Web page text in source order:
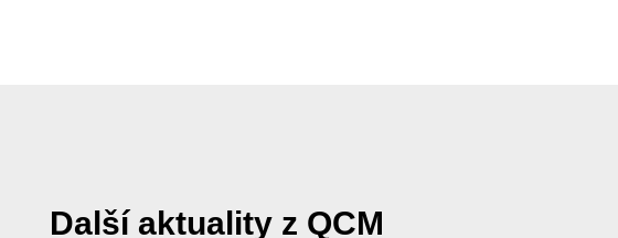
Další aktuality z QCM